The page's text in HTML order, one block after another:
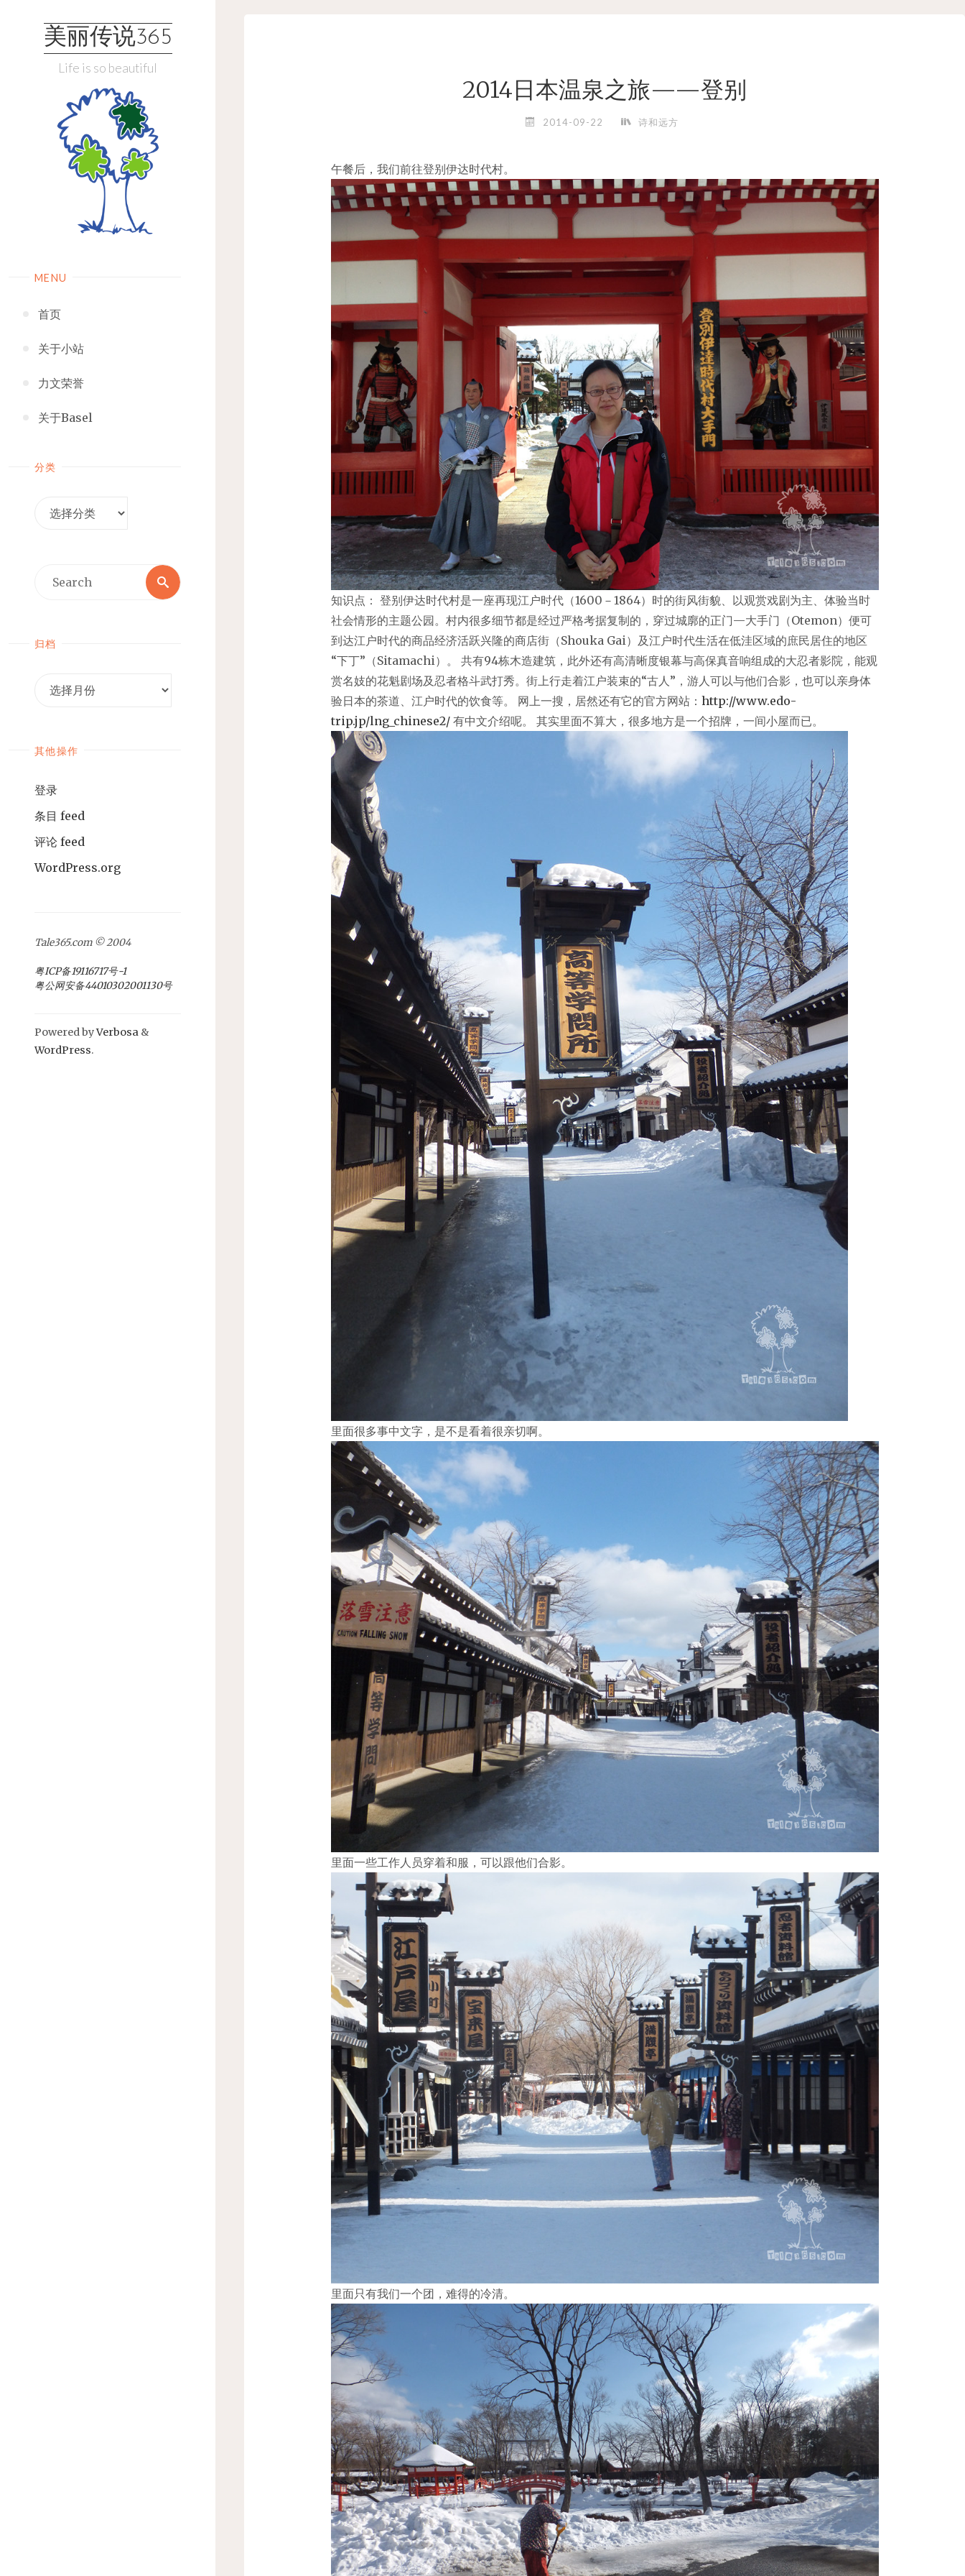
美丽传说365
Life is so beautiful
MENU
首页
关于小站
力文荣誉
关于Basel
分类
Search
Search
归档
其他操作
登录
条目 feed
评论 feed
WordPress.org
Tale365.com © 2004
粤ICP备19116717号-1
粤公网安备44010302001130号
Powered byVerbosa &
WordPress.
2014日本温泉之旅——登别
2014-09-22 诗和远方
午餐后，我们前往登别伊达时代村。
知识点： 登别伊达时代村是一座再现江户时代（1600－1864）时的街风街貌、以观赏戏剧为主、体验当时
社会情形的主题公园。村内很多细节都是经过严格考据复制的，穿过城廓的正门—大手门（Otemon）便可
到达江户时代的商品经济活跃兴隆的商店街（Shouka Gai）及江户时代生活在低洼区域的庶民居住的地区
“下丁”（Sitamachi）。 共有94栋木造建筑，此外还有高清晰度银幕与高保真音响组成的大忍者影院，能观
赏名妓的花魁剧场及忍者格斗武打秀。街上行走着江户装束的“古人”，游人可以与他们合影，也可以亲身体
验日本的茶道、江户时代的饮食等。 网上一搜，居然还有它的官方网站： http://www.edo-
trip.jp/lng_chinese2/有中文介绍呢。 其实里面不算大，很多地方是一个招牌，一间小屋而已。
里面很多事中文字，是不是看着很亲切啊。
里面一些工作人员穿着和服，可以跟他们合影。
里面只有我们一个团，难得的冷清。